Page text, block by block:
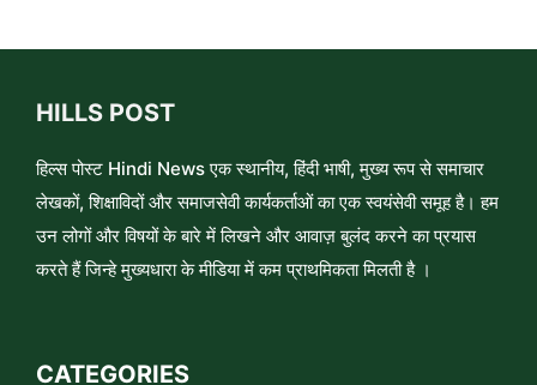
HILLS POST
हिल्स पोस्ट Hindi News एक स्थानीय, हिंदी भाषी, मुख्य रूप से समाचार
लेखकों, शिक्षाविदों और समाजसेवी कार्यकर्ताओं का एक स्वयंसेवी समूह है। हम
उन लोगों और विषयों के बारे में लिखने और आवाज़ बुलंद करने का प्रयास
करते हैं जिन्हे मुख्यधारा के मीडिया में कम प्राथमिकता मिलती है ।
CATEGORIES